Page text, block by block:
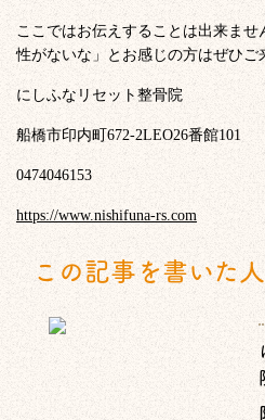
ここではお伝えすることは出来ま
性がないな」とお感じの方はぜひご
にしふなリセット整骨院
船橋市印内町672-2LEO26番館101
0474046153
https://www.nishifuna-rs.com
この記事を書いた人